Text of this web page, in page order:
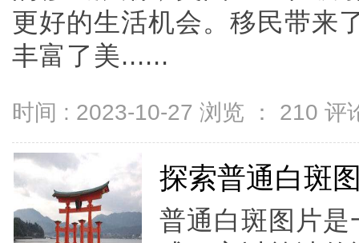
更好的生活机会。移民带来
丰富了美......
时间 : 2023-10-27 浏览 ： 210 评
探索普通白斑
普通白斑图片